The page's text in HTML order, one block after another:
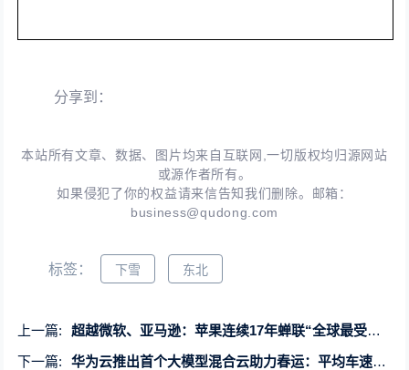
分享到：
本站所有文章、数据、图片均来自互联网,一切版权均归源网站
或源作者所有。
如果侵犯了你的权益请来信告知我们删除。邮箱：
business@qudong.com
标签： 下雪 东北
上一篇:
超越微软、亚马逊：苹果连续17年蝉联“全球最受赞赏公司”榜首
下一篇:
华为云推出首个大模型混合云助力春运：平均车速提升8% 平均延误下降12%